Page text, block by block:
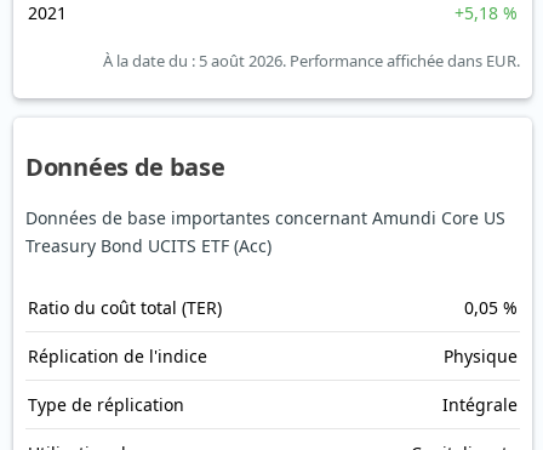
2021 +5,18 %
À la date du : 5 août 2026. Performance affichée dans EUR.
Données de base
Données de base importantes concernant Amundi Core US
Treasury Bond UCITS ETF (Acc)
Ratio du coût total (TER) 0,05 %
Réplication de l'indice Physique
Type de réplication Intégrale